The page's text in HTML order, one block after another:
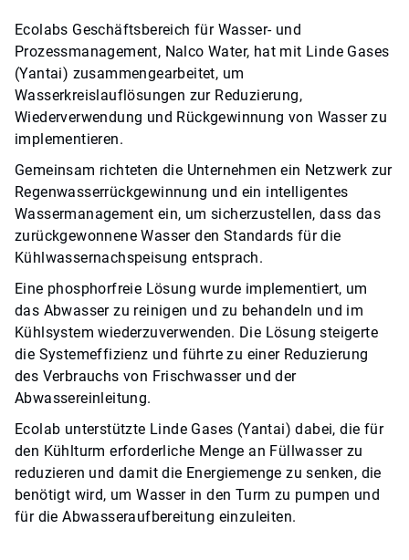
Ecolabs Geschäftsbereich für Wasser- und
Prozessmanagement, Nalco Water, hat mit Linde Gases
(Yantai) zusammengearbeitet, um
Wasserkreislauflösungen zur Reduzierung,
Wiederverwendung und Rückgewinnung von Wasser zu
implementieren.
Gemeinsam richteten die Unternehmen ein Netzwerk zur
Regenwasserrückgewinnung und ein intelligentes
Wassermanagement ein, um sicherzustellen, dass das
zurückgewonnene Wasser den Standards für die
Kühlwassernachspeisung entsprach.
Eine phosphorfreie Lösung wurde implementiert, um
das Abwasser zu reinigen und zu behandeln und im
Kühlsystem wiederzuverwenden. Die Lösung steigerte
die Systemeffizienz und führte zu einer Reduzierung
des Verbrauchs von Frischwasser und der
Abwassereinleitung.
Ecolab unterstützte Linde Gases (Yantai) dabei, die für
den Kühlturm erforderliche Menge an Füllwasser zu
reduzieren und damit die Energiemenge zu senken, die
benötigt wird, um Wasser in den Turm zu pumpen und
für die Abwasseraufbereitung einzuleiten.